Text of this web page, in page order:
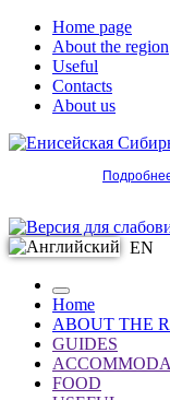
Home page
About the region
Useful
Contacts
About us
EN
Home
ABOUT THE
GUIDES
FOOD